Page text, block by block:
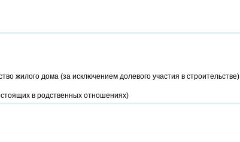
жилого дома (за исключением долевого участия в строительстве)
в родственных отношениях)